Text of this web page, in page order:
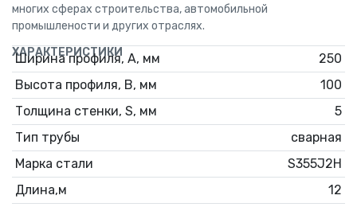
многих сферах строительства, автомобильной
промышлености и других отраслях.
ХАРАКТЕРИСТИКИ
Ширина профиля, А, мм
250
Высота профиля, В, мм
100
Толщина стенки, S, мм
5
Тип трубы
сварная
Марка стали
S355J2H
Длина,м
12